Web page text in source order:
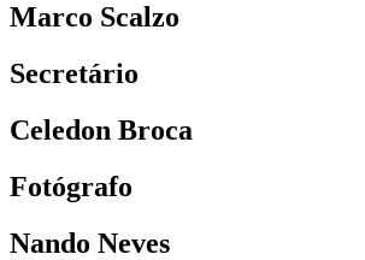
Marco Scalzo
Secretário
Celedon Broca
Fotógrafo
Nando Neves